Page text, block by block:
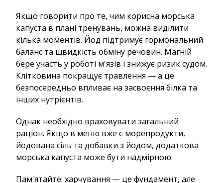
Якщо говорити про те, чим корисна морська
капуста в плані тренувань, можна виділити
кілька моментів. Йод підтримує гормональний
баланс та швидкість обміну речовин. Магній
бере участь у роботі м'язів і знижує ризик судом.
Клітковина покращує травлення — а це
безпосередньо впливає на засвоєння білка та
інших нутрієнтів.
Однак необхідно враховувати загальний
раціон. Якщо в меню вже є морепродукти,
йодована сіль та добавки з йодом, додаткова
морська капуста може бути надмірною.
Пам'ятайте: харчування — це фундамент, але